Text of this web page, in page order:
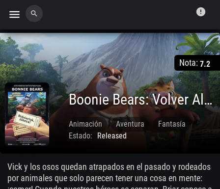
menu search error
Nota: 7.2
Boonie Bears: Volver Al Pasado
Animación Aventura
Fantasía
Sep. 19 2019
Estado: Released
Vick y los osos quedan atrapados en el pasado y rodeados
por animales que solo parecen tener una cosa en mente: